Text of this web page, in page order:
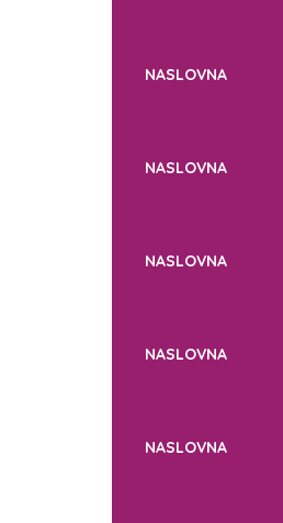
NASLOVNA
NASLOVNA
NASLOVNA
NASLOVNA
NASLOVNA